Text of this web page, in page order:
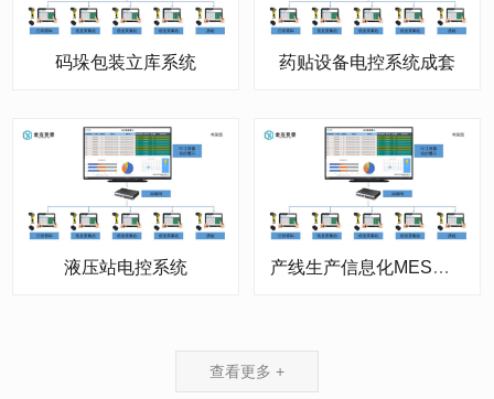
码垛包装立库系统 药贴设备电控系统成套
液压站电控系统 产线生产信息化MES系统
查看更多 +